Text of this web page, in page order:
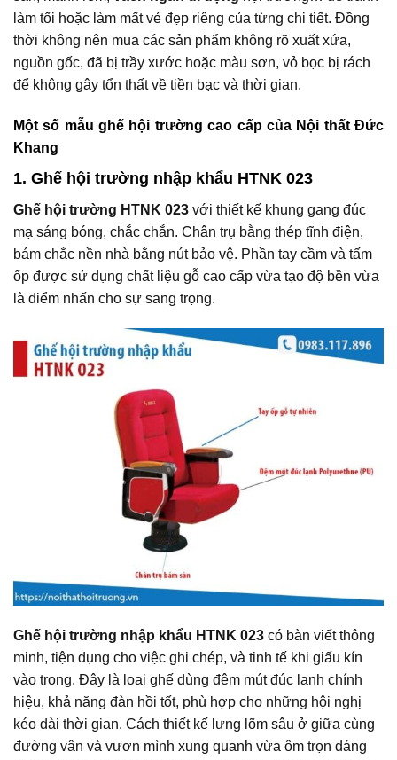
làm tối hoặc làm mất vẻ đẹp riêng của từng chi tiết. Đồng
thời không nên mua các sản phẩm không rõ xuất xứa,
nguồn gốc, đã bị trầy xước hoặc màu sơn, vỏ bọc bị rách
để không gây tổn thất về tiền bạc và thời gian.
Một số mẫu ghế hội trường cao cấp của Nội thất Đức
Khang
1. Ghế hội trường nhập khẩu HTNK 023
Ghế hội trường HTNK 023 với thiết kế khung gang đúc
mạ sáng bóng, chắc chắn. Chân trụ bằng thép tĩnh điện,
bám chắc nền nhà bằng nút bảo vệ. Phần tay cầm và tấm
ốp được sử dụng chất liệu gỗ cao cấp vừa tạo độ bền vừa
là điểm nhấn cho sự sang trọng.
Ghế hội trường nhập khẩu HTNK 023 có bàn viết thông
minh, tiện dụng cho việc ghi chép, và tinh tế khi giấu kín
vào trong. Đây là loại ghế dùng đệm mút đúc lạnh chính
hiệu, khả năng đàn hồi tốt, phù hợp cho những hội nghị
kéo dài thời gian. Cách thiết kế lưng lõm sâu ở giữa cùng
đường vân và vươn mình xung quanh vừa ôm trọn dáng